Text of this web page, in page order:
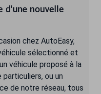
d'une nouvelle
chez AutoEasy,
sélectionné et
véhicule proposé à la
ou un
de notre réseau, tous